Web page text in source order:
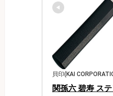
貝印(KAI
関孫六 碧寿 ス